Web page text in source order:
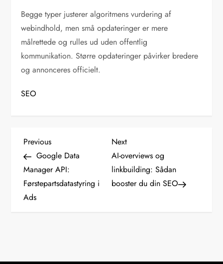
Begge typer justerer algoritmens vurdering af
webindhold, men små opdateringer er mere
målrettede og rulles ud uden offentlig
kommunikation. Større opdateringer påvirker bredere
og annonceres officielt.
SEO
I
n
d
Previous
Post
Previous
Google Data
Manager API:
Førstepartsdatastyring i
Ads
Next
Post
Next
AI-overviews og
linkbuilding: Sådan
booster du din SEO